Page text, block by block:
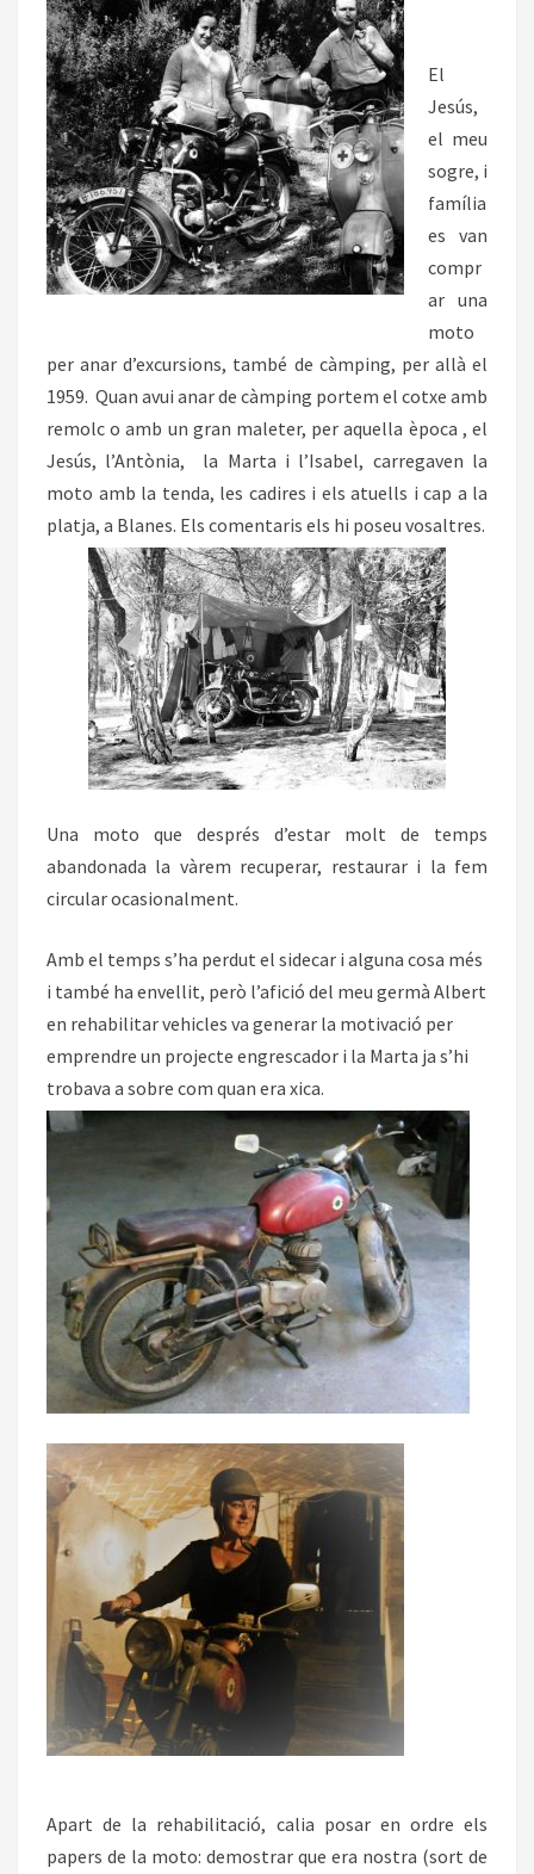
El
Jesús,
el meu
sogre, i
família
es van
compr
ar una
moto
per anar d’excursions, també de càmping, per allà el
1959. Quan avui anar de càmping portem el cotxe amb
remolc o amb un gran maleter, per aquella època , el
Jesús, l’Antònia, la Marta i l’Isabel, carregaven la
moto amb la tenda, les cadires i els atuells i cap a la
platja, a Blanes. Els comentaris els hi poseu vosaltres.
Una moto que després d’estar molt de temps
abandonada la vàrem recuperar, restaurar i la fem
circular ocasionalment.
Amb el temps s’ha perdut el sidecar i alguna cosa més
i també ha envellit, però l’afició del meu germà Albert
en rehabilitar vehicles va generar la motivació per
emprendre un projecte engrescador i la Marta ja s’hi
trobava a sobre com quan era xica.
Apart de la rehabilitació, calia posar en ordre els
papers de la moto: demostrar que era nostra (sort de